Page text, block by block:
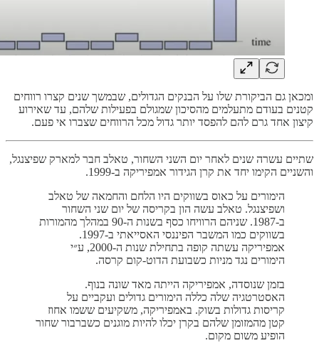
ומכאן גם הביקורת שלו על הבנקים הגדולים, שבמשך שנים קצרו רווחים
קטנים בעודם מתעלמים מהסיכון שמגולם בפעילות שלהם, עד שאירוע
קיצון אחד גרם להם להפסד יותר גדול מכל הרווחים שצברו אי פעם.
שתיים עשרה שנים לאחר יום השני השחור, טאלב חבר למארק שפיצנגל,
והשניים הקימו יחד את קרן הגידור אמפיריקה ב-1999.
הימורים על כאוס בשווקים היו הלחם והחמאה של טאלב
ושפיצנגל. טאלב עשה הון בקריסה של יום שני השחור
ב-1987. שניהם הרוויחו כסף בשנות ה-90 במהלך מהמורות
בשווקים כמו המשבר הפיננסי האסייאתי ב-1997.
אמפיריקה עשתה קופה בתחילת שנות ה-2000, ע״י
הימורים נגד מניות כשבועת הדוט-קום קרסה.
בזמן שנוסדה, אמפיריקה הייתה מאד שונה בנוף.
האסטרטגיה שלה כללה הימורים גדולים ועקביים על
קריסות גדולות בשוק. באמפיריקה, משקיעים ששמו אחוז
קטן מהמזומן שלהם בקרן יכלו להיות מוגנים כשברבור שחור
הופיע משום מקום.